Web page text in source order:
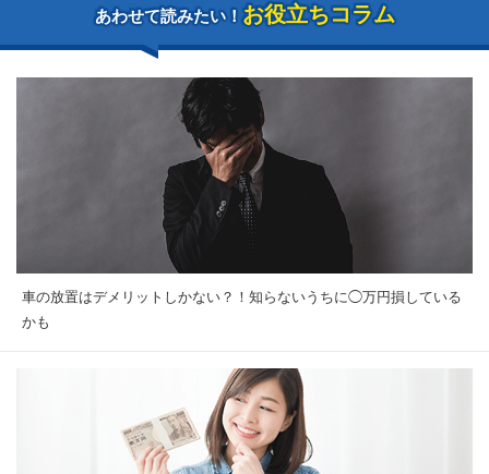
あわせて読みたい！ お役立ちコラム
車の放置はデメリットしかない？！知らないうちに◯万円損している
かも